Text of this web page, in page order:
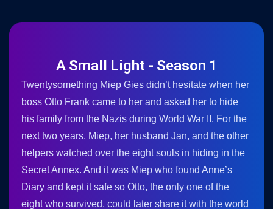
A Small Light - Season 1
Twentysomething Miep Gies didn’t hesitate when her
boss Otto Frank came to her and asked her to hide
his family from the Nazis during World War II. For the
next two years, Miep, her husband Jan, and the other
helpers watched over the eight souls in hiding in the
Secret Annex. And it was Miep who found Anne’s
Diary and kept it safe so Otto, the only one of the
eight who survived, could later share it with the world